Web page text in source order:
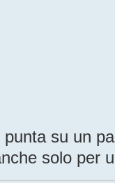
su un
solo per